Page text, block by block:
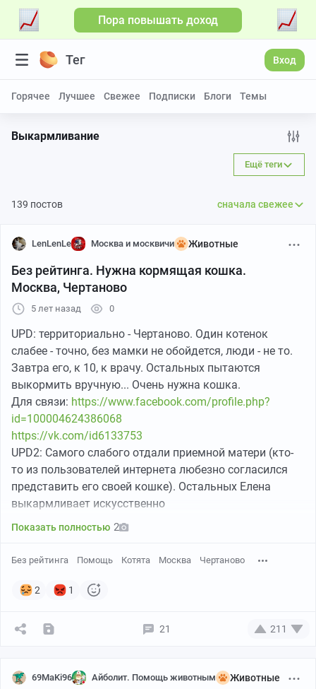
Пора повышать доход
Тег Вход
Горячее Лучшее Свежее Подписки Блоги Темы
Выкармливание
Ещё теги
139 постов сначала свежее
LenLenLe Москва и москвичи Животные
Без рейтинга. Нужна кормящая кошка.
Москва, Чертаново
5 лет назад 0
UPD: территориально - Чертаново. Один котенок
слабее - точно, без мамки не обойдется, люди - не то.
Завтра его, к 10, к врачу. Остальных пытаются
выкормить вручную... Очень нужна кошка.
Для связи: https://www.facebook.com/profile.php?
id=100004624386068
https://vk.com/id6133753
UPD2: Самого слабого отдали приемной матери (кто-
то из пользователей интернета любезно согласился
представить его своей кошке). Остальных Елена
выкармливает искусственно
Показать полностью 2
Без рейтинга Помощь Котята Москва Чертаново
2 1
21 211
69MaKi96 Айболит. Помощь животным Животные